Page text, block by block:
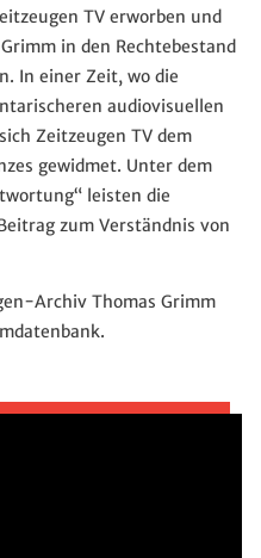
TV erworben und
in den Rechtebestand
In einer Zeit, wo die
audiovisuellen
Zeitzeugen TV dem
gewidmet. Unter dem
leisten die
zum Verständnis von
Archiv Thomas Grimm